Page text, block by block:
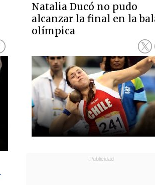
Natalia Ducó no pudo
alcanzar la final en la
olímpica